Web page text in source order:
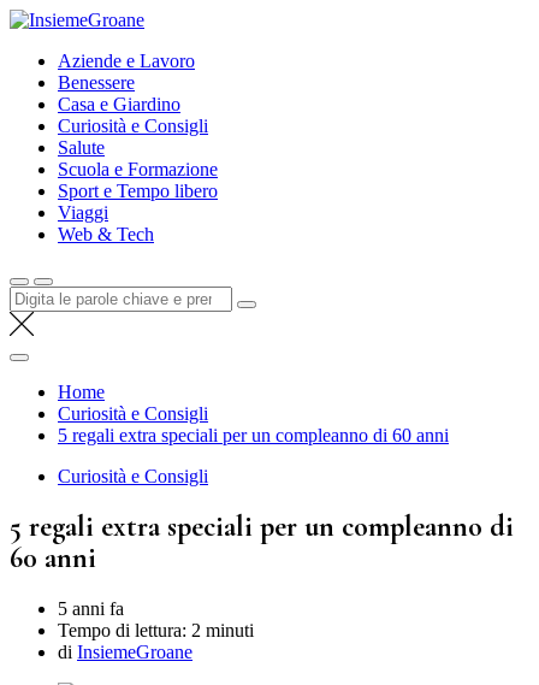
Salta
contenuto
l'informazione per tutti i gusti
Aziende e Lavoro
Benessere
Casa e Giardino
Curiosità e Consigli
Salute
Scuola e Formazione
Sport e Tempo libero
Viaggi
Web & Tech
Cerca:
Home
Curiosità e Consigli
5 regali extra speciali per un compleanno di 60 anni
Curiosità e Consigli
5 regali extra speciali per un compleanno di
60 anni
5 anni fa
Tempo di lettura: 2 minuti
di InsiemeGroane